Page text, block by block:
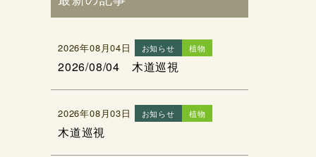
2026年08月04日 お知らせ 植物
2026/08/04 木道巡視
2026年08月03日 お知らせ 植物
木道巡視